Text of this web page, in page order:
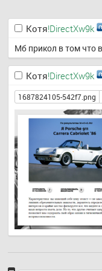
Котя!DirectXw9k
Мб прикол в том что
Котя!DirectXw9k
1687824105-542f7.png